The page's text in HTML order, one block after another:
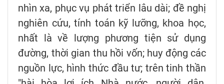
nhìn xa, phục vụ phát triển lâu dài; đề nghị
nghiên cứu, tính toán kỹ lưỡng, khoa học,
nhất là về lượng phương tiện sử dụng
đường, thời gian thu hồi vốn; huy động các
nguồn lực, hình thức đầu tư; trên tinh thần